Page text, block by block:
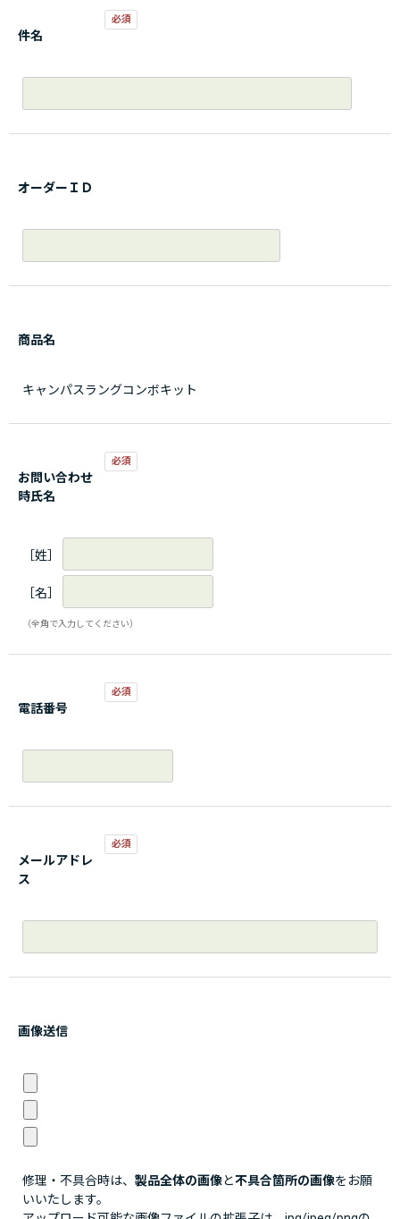
件名
オーダーＩＤ
商品名
キャンパスラングコンボキット
お問い合わせ
時氏名
［姓］
［名］
（全角で入力してください）
電話番号
メールアドレ
ス
画像送信
修理・不具合時は、 製品全体の画像と不具合箇所の画像をお願
いいたします。